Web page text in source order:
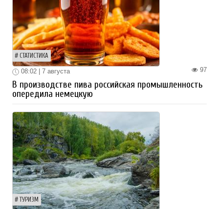
СТАТИСТИКА
97
08:02 | 7 августа
В производстве пива российская промышленность
опередила немецкую
ТУРИЗМ